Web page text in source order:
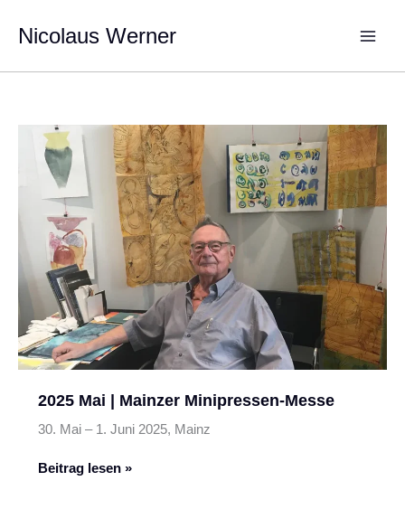
Inhalt
springen
Nicolaus Werner
2025 Mai | Mainzer Minipressen-Messe
30. Mai – 1. Juni 2025, Mainz
2025
Beitrag lesen »